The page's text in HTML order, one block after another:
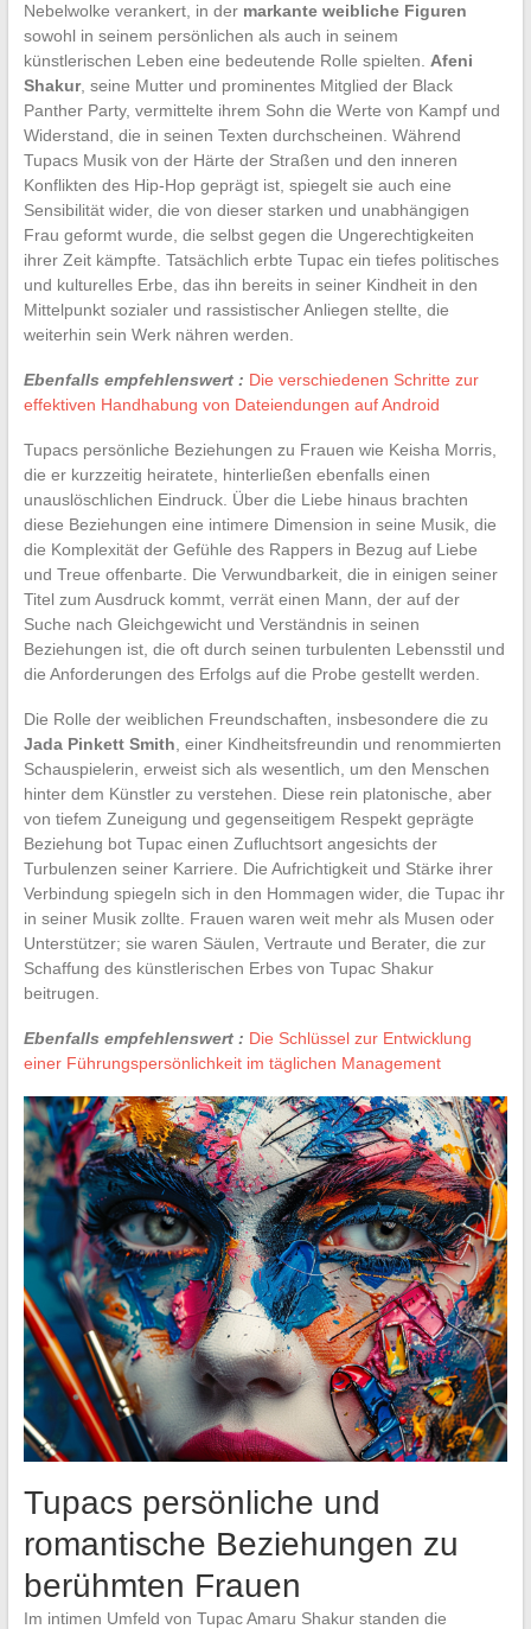
Nebelwolke verankert, in der markante weibliche Figuren
sowohl in seinem persönlichen als auch in seinem
künstlerischen Leben eine bedeutende Rolle spielten. Afeni
Shakur, seine Mutter und prominentes Mitglied der Black
Panther Party, vermittelte ihrem Sohn die Werte von Kampf und
Widerstand, die in seinen Texten durchscheinen. Während
Tupacs Musik von der Härte der Straßen und den inneren
Konflikten des Hip-Hop geprägt ist, spiegelt sie auch eine
Sensibilität wider, die von dieser starken und unabhängigen
Frau geformt wurde, die selbst gegen die Ungerechtigkeiten
ihrer Zeit kämpfte. Tatsächlich erbte Tupac ein tiefes politisches
und kulturelles Erbe, das ihn bereits in seiner Kindheit in den
Mittelpunkt sozialer und rassistischer Anliegen stellte, die
weiterhin sein Werk nähren werden.
Ebenfalls empfehlenswert : Die verschiedenen Schritte zur
effektiven Handhabung von Dateiendungen auf Android
Tupacs persönliche Beziehungen zu Frauen wie Keisha Morris,
die er kurzzeitig heiratete, hinterließen ebenfalls einen
unauslöschlichen Eindruck. Über die Liebe hinaus brachten
diese Beziehungen eine intimere Dimension in seine Musik, die
die Komplexität der Gefühle des Rappers in Bezug auf Liebe
und Treue offenbarte. Die Verwundbarkeit, die in einigen seiner
Titel zum Ausdruck kommt, verrät einen Mann, der auf der
Suche nach Gleichgewicht und Verständnis in seinen
Beziehungen ist, die oft durch seinen turbulenten Lebensstil und
die Anforderungen des Erfolgs auf die Probe gestellt werden.
Die Rolle der weiblichen Freundschaften, insbesondere die zu
Jada Pinkett Smith , einer Kindheitsfreundin und renommierten
Schauspielerin, erweist sich als wesentlich, um den Menschen
hinter dem Künstler zu verstehen. Diese rein platonische, aber
von tiefem Zuneigung und gegenseitigem Respekt geprägte
Beziehung bot Tupac einen Zufluchtsort angesichts der
Turbulenzen seiner Karriere. Die Aufrichtigkeit und Stärke ihrer
Verbindung spiegeln sich in den Hommagen wider, die Tupac ihr
in seiner Musik zollte. Frauen waren weit mehr als Musen oder
Unterstützer; sie waren Säulen, Vertraute und Berater, die zur
Schaffung des künstlerischen Erbes von Tupac Shakur
beitrugen.
Ebenfalls empfehlenswert : Die Schlüssel zur Entwicklung
einer Führungspersönlichkeit im täglichen Management
Tupacs persönliche und
romantische Beziehungen zu
berühmten Frauen
Im intimen Umfeld von Tupac Amaru Shakur standen die